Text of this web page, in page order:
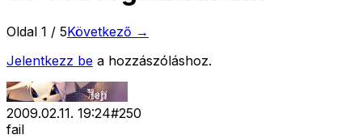
Oldal 1 / 5Következő →
Jelentkezz be a hozzászóláshoz.
2009.02.11. 19:24#250
fail